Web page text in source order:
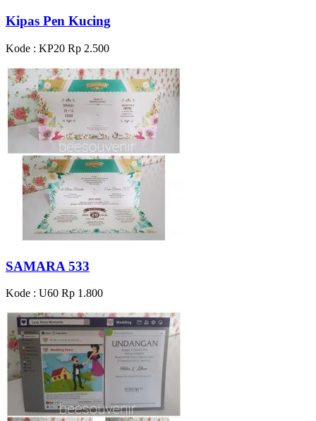
Kipas Pen Kucing
Kode : KP20 Rp 2.500
SAMARA 533
Kode : U60 Rp 1.800